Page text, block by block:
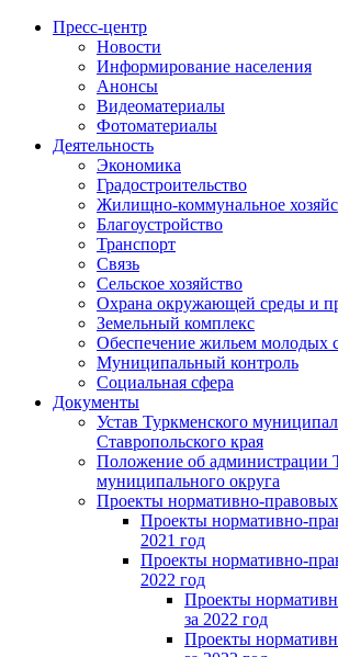
Пресс-центр
Новости
Информирование населения
Анонсы
Видеоматериалы
Фотоматериалы
Деятельность
Экономика
Градостроительство
Жилищно-коммунальное
Благоустройство
Транспорт
Связь
Сельское хозяйство
Охрана окружающей среды и
Земельный комплекс
Обеспечение жильем молодых
Муниципальный контроль
Социальная сфера
Документы
Устав Туркменского
Ставропольского края
Положение об администрации
муниципального округа
Проекты нормативно-правовых
Проекты нормативно-
2021 год
Проекты нормативно-
2022 год
Проекты
за 2022 год
Проекты